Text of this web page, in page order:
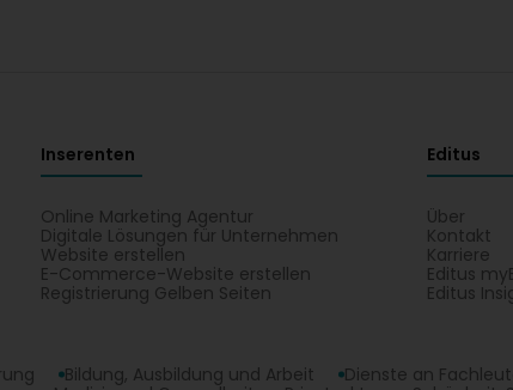
Inserenten
Online Marketing Agentur
Digitale Lösungen für Unternehmen
Website erstellen
E-Commerce-Website erstellen
Registrierung Gelben Seiten
Editus
Über
Kontakt
Karriere
Editus
Editus
Bildung, Ausbildung und Arbeit Dienste an